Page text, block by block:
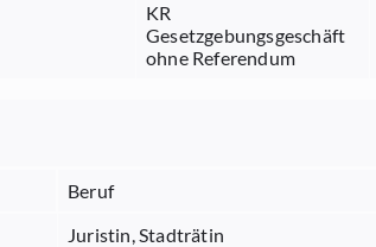
KR
Gesetzgebungsgeschäft
ohne Referendum
Beruf
Juristin, Stadträtin